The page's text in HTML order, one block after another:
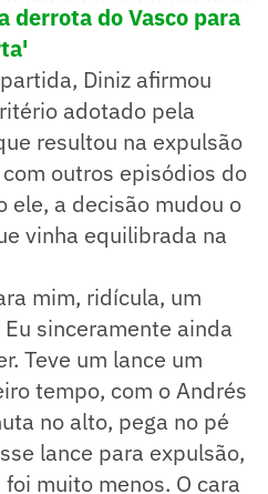
derrota do Vasco para
Diniz afirmou
adotado pela
resultou na expulsão
outros episódios do
ele, a decisão mudou o
vinha equilibrada na
mim, ridícula, um
sinceramente ainda
Teve um lance um
tempo, com o Andrés
no alto, pega no pé
lance para expulsão,
muito menos. O cara